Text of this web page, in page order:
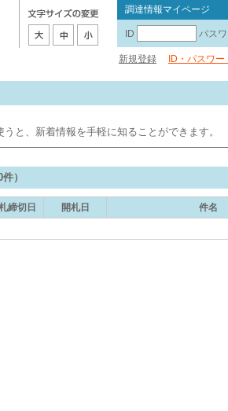
調達情報マイページ
ID パス
新規登録 ID・パスワ
と、新着情報を手軽に知ることができます。
）
締切日 開札日 件名